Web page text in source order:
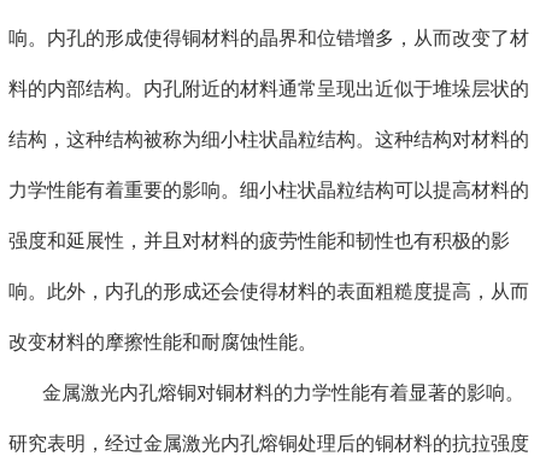
响。内孔的形成使得铜材料的晶界和位错增多，从而改变了材
料的内部结构。内孔附近的材料通常呈现出近似于堆垛层状的
结构，这种结构被称为细小柱状晶粒结构。这种结构对材料的
力学性能有着重要的影响。细小柱状晶粒结构可以提高材料的
强度和延展性，并且对材料的疲劳性能和韧性也有积极的影
响。此外，内孔的形成还会使得材料的表面粗糙度提高，从而
改变材料的摩擦性能和耐腐蚀性能。
金属激光内孔熔铜对铜材料的力学性能有着显著的影响。
研究表明，经过金属激光内孔熔铜处理后的铜材料的抗拉强度